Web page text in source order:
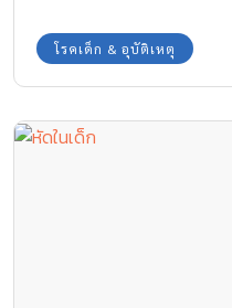
โรคเด็ก & อุบัติเหตุ